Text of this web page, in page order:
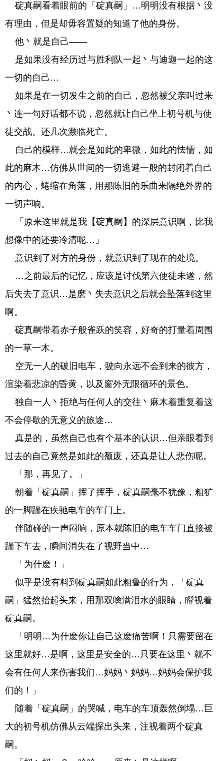
碇真嗣看着眼前的「碇真嗣」…明明没有根据丶没
有理由，但是却毋容置疑的知道了他的身份。
他丶就是自己——
是如果没有经历过与胜利队一起丶与迪迦一起的这
一切的自己…
如果是在一切发生之前的自己，忽然被父亲叫过来
丶连一句好话都不说，忽然就让自己坐上初号机与使
徒交战。还几次濒临死亡。
自己的模样…就会是如此的卑微，如此的怯懦，如
此的麻木…仿佛从世间的一切逃避一般的封闭着自己
的内心，蜷缩在角落，用那陈旧的乐曲来隔绝外界的
一切声响。
「原来这里就是我【碇真嗣】的深层意识啊，比我
想像中的还要冷清呢…」
意识到了对方的身份，就意识到了现在的处境。
…之前最后的记忆，应该是讨伐第六使徒未遂，然
后失去了意识…是麽丶失去意识之后就会坠落到这里
啊。
碇真嗣带着赤子般雀跃的笑容，好奇的打量着周围
的一草一木。
空无一人的破旧电车，驶向永远不会到来的彼方，
渲染着悲凉的昏黄，以及窗外无限循环的景色。
独自一人丶拒绝与任何人的交往丶麻木着重复着这
不会停歇的无意义的旅途…
真是的，虽然自己也有个基本的认识…但亲眼看到
过去的自己竟然是如此的颓废，还真是让人悲伤呢。
「那，再见了。」
朝着「碇真嗣」挥了挥手，碇真嗣毫不犹豫，粗犷
的一脚踹在疾驰电车的车门上。
伴随碰的一声闷响，原本就陈旧的电车车门直接被
踹下车去，瞬间消失在了视野当中…
「为什麽！」
似乎是没有料到碇真嗣如此粗鲁的行为，「碇真
嗣」猛然抬起头来，用那双噙满泪水的眼睛，瞪视着
碇真嗣。
「明明…为什麽你让自己这麽痛苦啊！只需要留在
这里就好…是啊，这里是安全的…只要在这里丶就不
会有任何人来伤害我们…妈妈丶妈妈…妈妈会保护我
们的！」
随着「碇真嗣」的哭喊，电车的车顶轰然倒塌…巨
大的初号机仿佛从云端探出头来，注视着两个碇真
嗣。